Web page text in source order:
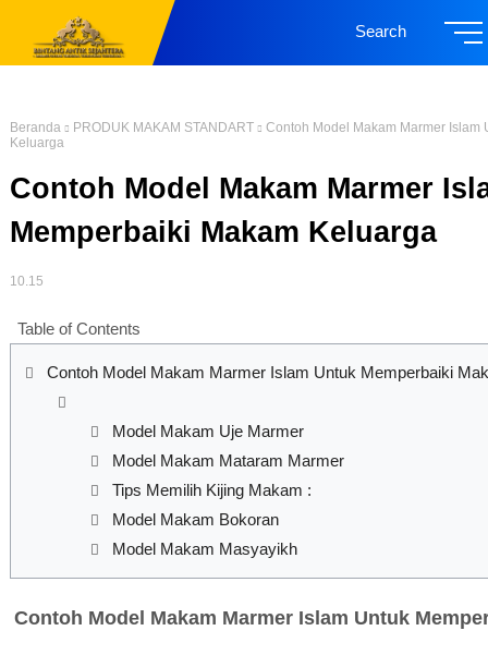
Search
Beranda PRODUK MAKAM STANDART
Contoh Model Makam Marmer Islam
Keluarga
Contoh Model Makam Marmer
Memperbaiki Makam Keluarga
10.15
Table of Contents
Contoh Model Makam Marmer Islam Untuk Memperbaiki
Model Makam Uje Marmer
Model Makam Mataram Marmer
Tips Memilih Kijing Makam :
Model Makam Bokoran
Model Makam Masyayikh
Contoh Model Makam Marmer Islam Untuk